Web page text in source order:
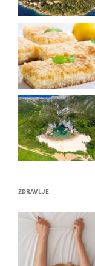
ZDRAVLJE